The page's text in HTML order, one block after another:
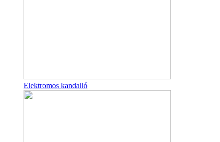
Elektromos kandalló